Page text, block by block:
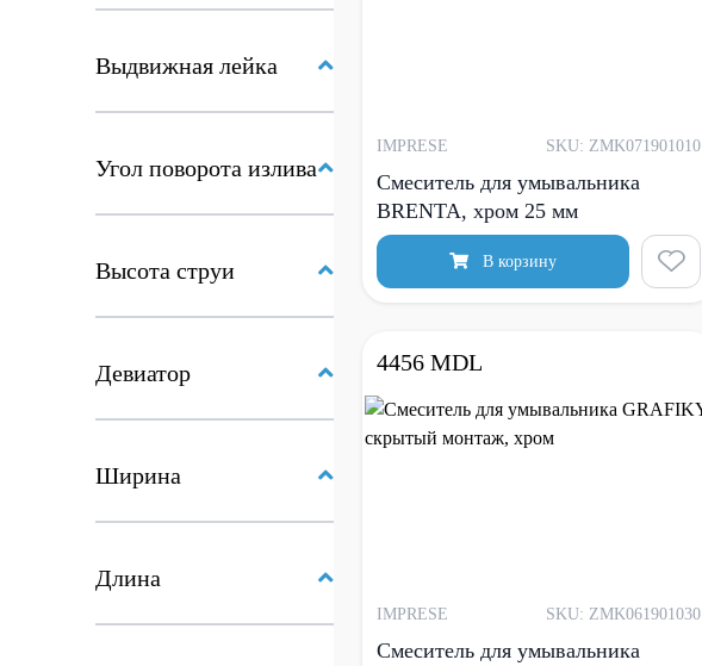
Выдвижная лейка
Угол поворота излива
Высота струи
Девиатор
Ширина
Длина
IMPRESE SKU: ZMK071901010
Смеситель для умывальника
BRENTA, хром 25 мм
В корзину
4456 MDL
IMPRESE SKU: ZMK061901030
Смеситель для умывальника